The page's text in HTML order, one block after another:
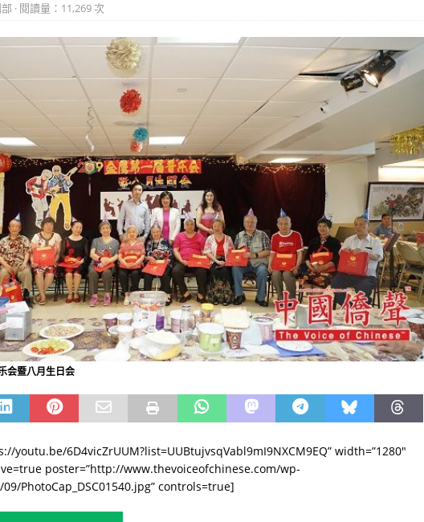
· 閱讀量：11,269 次
会暨八月生日会
youtu.be/6D4vicZrUUM?list=UUBtujvsqVabl9mI9NXCM9EQ” width=”1280″
poster=”http://www.thevoiceofchinese.com/wp-
PhotoCap_DSC01540.jpg” controls=true]